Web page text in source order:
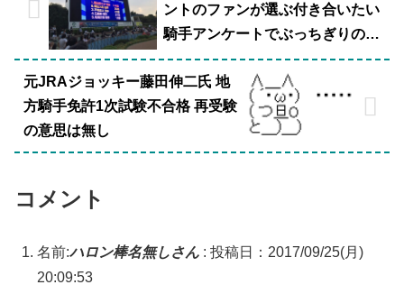
ントのファンが選ぶ付き合いたい
騎手アンケートでぶっちぎりの1
位ｗｗｗｗｗ
元JRAジョッキー藤田伸二氏 地
方騎手免許1次試験不合格 再受験
の意思は無し
コメント
名前:ハロン棒名無しさん : 投稿日：2017/09/25(月)
20:09:53